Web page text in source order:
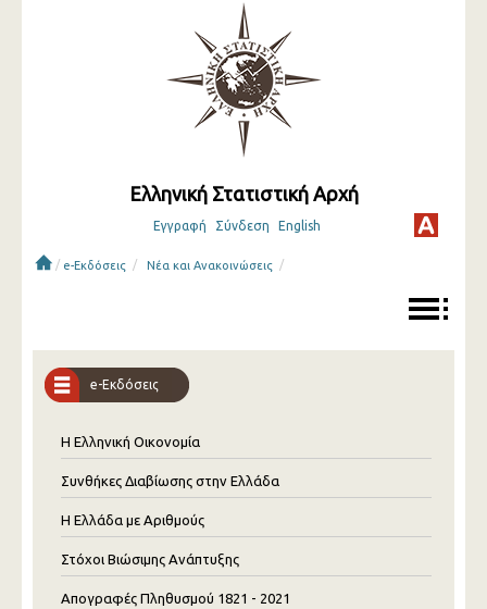
Ελληνική Στατιστική Αρχή
Εγγραφή Σύνδεση English
/ e-Εκδόσεις / Νέα και Ανακοινώσεις /
e-Εκδόσεις
Η Ελληνική Οικονομία
Συνθήκες Διαβίωσης στην Ελλάδα
Η Ελλάδα με Αριθμούς
Στόχοι Βιώσιμης Ανάπτυξης
Απογραφές Πληθυσμού 1821 - 2021